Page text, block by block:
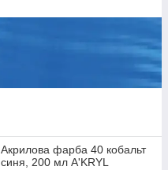
Акрилова фарба 40 кобальт
синя, 200 мл A'KRYL